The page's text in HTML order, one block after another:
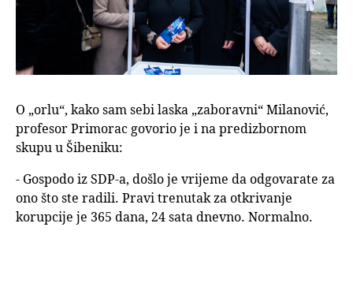
O „orlu“, kako sam sebi laska „zaboravni“ Milanović,
profesor Primorac govorio je i na predizbornom
skupu u Šibeniku:
- Gospodo iz SDP-a, došlo je vrijeme da odgovarate za
ono što ste radili. Pravi trenutak za otkrivanje
korupcije je 365 dana, 24 sata dnevno. Normalno.